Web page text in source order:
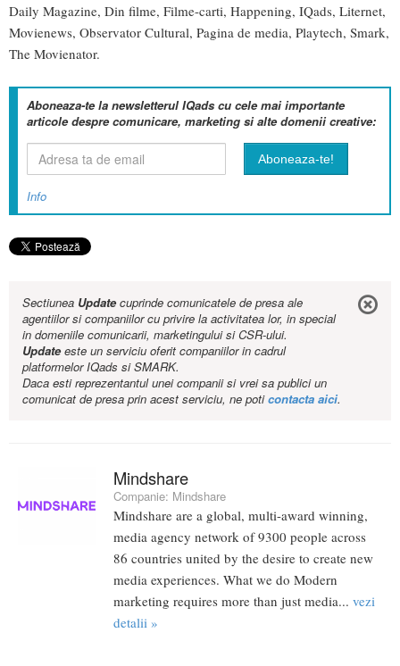
Daily Magazine, Din filme, Filme-carti, Happening, IQads, Liternet,
Movienews, Observator Cultural, Pagina de media, Playtech, Smark,
The Movienator.
Aboneaza-te la newsletterul IQads cu cele mai importante
articole despre comunicare, marketing si alte domenii creative:
Info
Sectiunea Updatecuprinde comunicatele de presa ale
agentiilor si companiilor cu privire la activitatea lor, in special
in domeniile comunicarii, marketingului si CSR-ului.
Updateeste un serviciu oferit companiilor in cadrul
platformelor IQads si SMARK.
Daca esti reprezentantul unei companii si vrei sa publici un
comunicat de presa prin acest serviciu, ne poticontacta aici.
Mindshare
Companie: Mindshare
Mindshare are a global, multi-award winning,
media agency network of 9300 people across
86 countries united by the desire to create new
media experiences. What we do Modern
marketing requires more than just media... vezi
detalii »